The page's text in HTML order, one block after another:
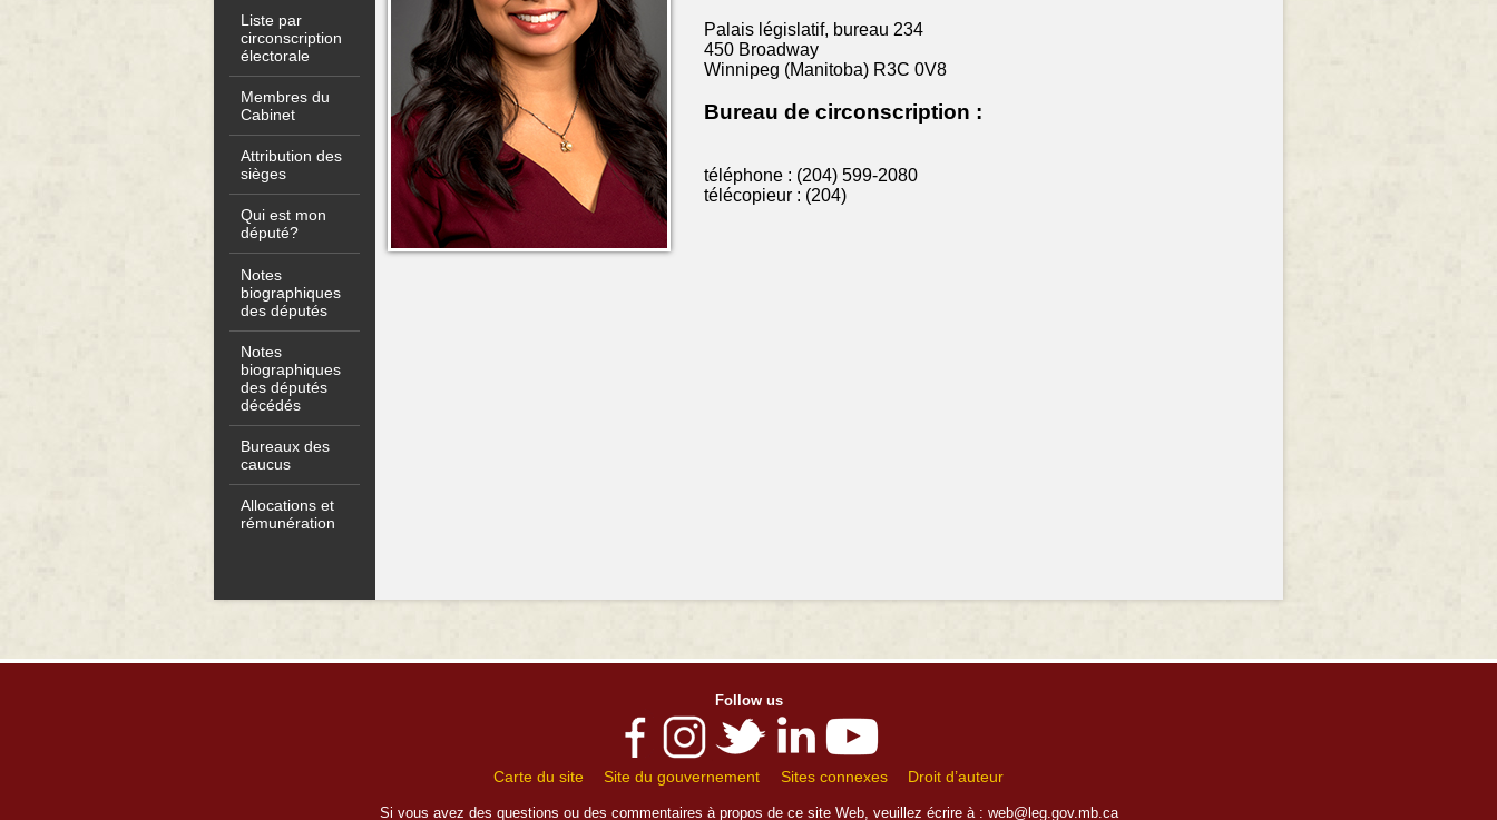
Liste par
circonscription
électorale
Membres du
Cabinet
Attribution des
sièges
Qui est mon
député?
Notes
biographiques
des députés
Notes
biographiques
des députés
décédés
Bureaux des
caucus
Allocations et
rémunération
Palais législatif, bureau 234
450 Broadway
Winnipeg (Manitoba) R3C 0V8
Bureau de circonscription :
téléphone : (204) 599-2080
télécopieur : (204)
Follow us
Carte du site Site du gouvernement Sites connexes Droit d’auteur
Si vous avez des questions ou des commentaires à propos de ce site Web, veuillez écrire à : web@leg.gov.mb.ca